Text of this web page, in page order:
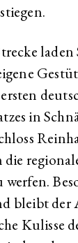
in
die
werfen.
bleibt der
Kulisse